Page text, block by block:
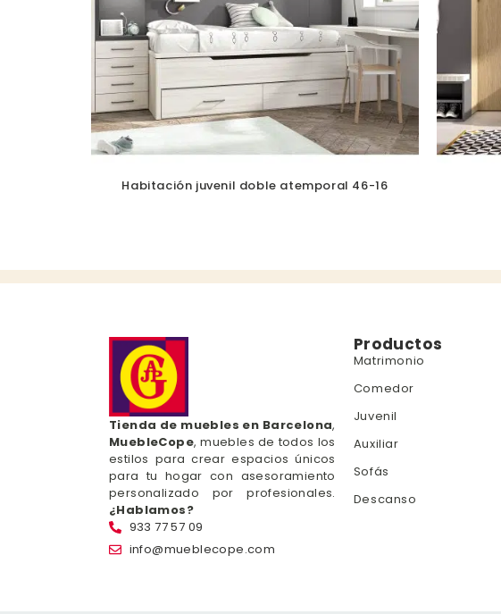
Habitación juvenil doble atemporal 46-16
Tienda de muebles en Barcelona,
MuebleCope, muebles de todos los
estilos para crear espacios únicos
para tu hogar con asesoramiento
personalizado por profesionales.
¿Hablamos?
933 77 57 09
info@mueblecope.com
Productos
Matrimonio
Comedor
Juvenil
Auxiliar
Sofás
Descanso